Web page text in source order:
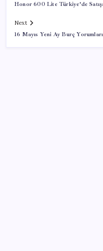
Honor 600 Lite Türkiye’de
Next
16 Mayıs Yeni Ay Burç